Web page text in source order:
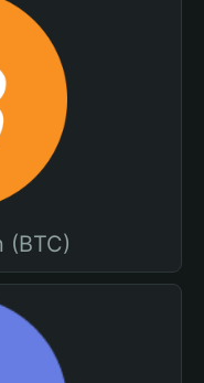
(BTC)